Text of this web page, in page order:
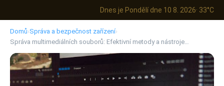
Dnes je Pondělí dne 10 8. 2026· 33°C
Domů›Správa a bezpečnost zařízení›
Správa multimediálních souborů: Efektivní metody a nástroje…